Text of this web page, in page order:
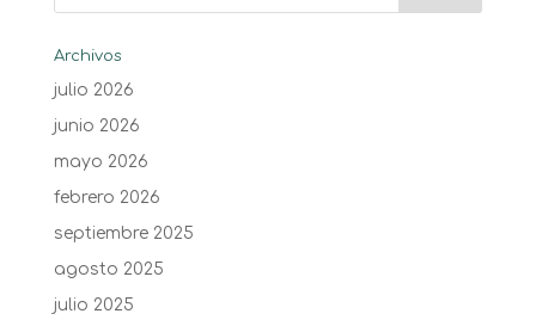
Archivos
julio 2026
junio 2026
mayo 2026
febrero 2026
septiembre 2025
agosto 2025
julio 2025